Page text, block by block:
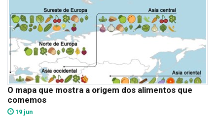
O mapa que mostra a origem dos alimentos que
comemos
19 jun